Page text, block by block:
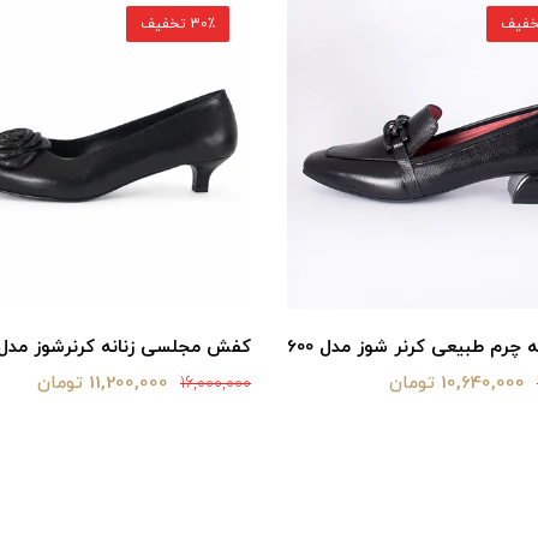
چرم طبیعی کرنر شوز مدل 600
10,640,000 تومان
کفش مجلسی زنانه کرنرشوز مدل
16,000,000 11,200,000 تومان
30٪ تخفیف